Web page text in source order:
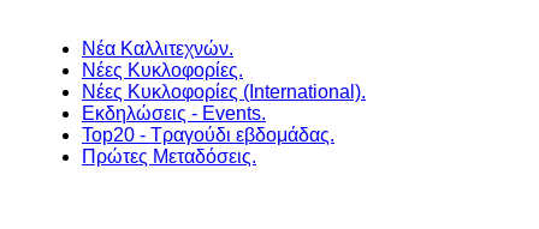
Νέα Καλλιτεχνών.
Νέες Κυκλοφορίες.
Νέες Κυκλοφορίες (International).
Εκδηλώσεις - Events.
Top20 - Τραγούδι εβδομάδας.
Πρώτες Μεταδόσεις.